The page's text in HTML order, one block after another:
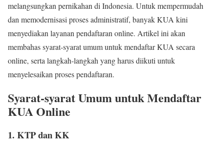
melangsungkan pernikahan di Indonesia. Untuk mempermudah
dan memodernisasi proses administratif, banyak KUA kini
menyediakan layanan pendaftaran online. Artikel ini akan
membahas syarat-syarat umum untuk mendaftar KUA secara
online, serta langkah-langkah yang harus diikuti untuk
menyelesaikan proses pendaftaran.
Syarat-syarat Umum untuk Mendaftar
KUA Online
1. KTP dan KK